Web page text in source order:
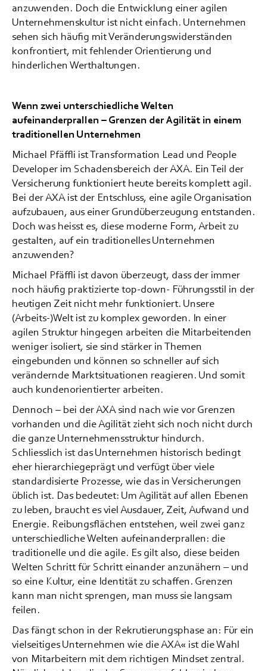
anzuwenden. Doch die Entwicklung einer agilen
Unternehmenskultur ist nicht einfach. Unternehmen
sehen sich häufig mit Veränderungswiderständen
konfrontiert, mit fehlender Orientierung und
hinderlichen Werthaltungen.
Wenn zwei unterschiedliche Welten
aufeinanderprallen – Grenzen der Agilität in einem
traditionellen Unternehmen
Michael Pfäffli ist Transformation Lead und People
Developer im Schadensbereich der AXA. Ein Teil der
Versicherung funktioniert heute bereits komplett agil.
Bei der AXA ist der Entschluss, eine agile Organisation
aufzubauen, aus einer Grundüberzeugung entstanden.
Doch was heisst es, diese moderne Form, Arbeit zu
gestalten, auf ein traditionelles Unternehmen
anzuwenden?
Michael Pfäffli ist davon überzeugt, dass der immer
noch häufig praktizierte top-down- Führungsstil in der
heutigen Zeit nicht mehr funktioniert. Unsere
(Arbeits-)Welt ist zu komplex geworden. In einer
agilen Struktur hingegen arbeiten die Mitarbeitenden
weniger isoliert, sie sind stärker in Themen
eingebunden und können so schneller auf sich
verändernde Marktsituationen reagieren. Und somit
auch kundenorientierter arbeiten.
Dennoch – bei der AXA sind nach wie vor Grenzen
vorhanden und die Agilität zieht sich noch nicht durch
die ganze Unternehmensstruktur hindurch.
Schliesslich ist das Unternehmen historisch bedingt
eher hierarchiegeprägt und verfügt über viele
standardisierte Prozesse, wie das in Versicherungen
üblich ist. Das bedeutet: Um Agilität auf allen Ebenen
zu leben, braucht es viel Ausdauer, Zeit, Aufwand und
Energie. Reibungsflächen entstehen, weil zwei ganz
unterschiedliche Welten aufeinanderprallen: die
traditionelle und die agile. Es gilt also, diese beiden
Welten Schritt für Schritt einander anzunähern – und
so eine Kultur, eine Identität zu schaffen. Grenzen
kann man nicht sprengen, man muss sie langsam
feilen.
Das fängt schon in der Rekrutierungsphase an: Für ein
vielseitiges Unternehmen wie die AXA« ist die Wahl
von Mitarbeitern mit dem richtigen Mindset zentral.